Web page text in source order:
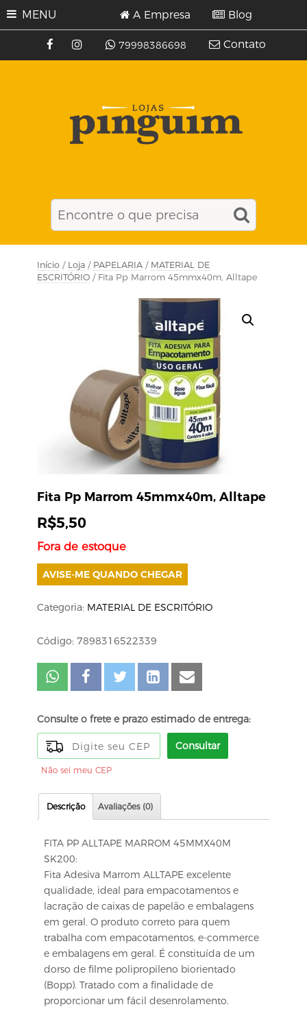
MENU
79998386698
A Empresa Blog
Contato
Início / Loja / PAPELARIA / MATERIAL DE
ESCRITÓRIO / Fita Pp Marrom 45mmx40m, Alltape
Fita Pp Marrom 45mmx40m, Alltape
R$5,50
Fora de estoque
AVISE-ME QUANDO CHEGAR
Categoria: MATERIAL DE ESCRITÓRIO
Código: 7898316522339
Consulte o frete e prazo estimado de entrega:
Consultar
Não sei meu CEP
Descrição Avaliações (0)
FITA PP ALLTAPE MARROM 45MMX40M
SK200:
Fita Adesiva Marrom ALLTAPE excelente
qualidade, ideal para empacotamentos e
lacração de caixas de papelão e embalagens
em geral. O produto correto para quem
trabalha com empacotamentos, e-commerce
e embalagens em geral. É constituída de um
dorso de filme polipropileno biorientado
(Bopp). Tratado com a finalidade de
proporcionar um fácil desenrolamento.